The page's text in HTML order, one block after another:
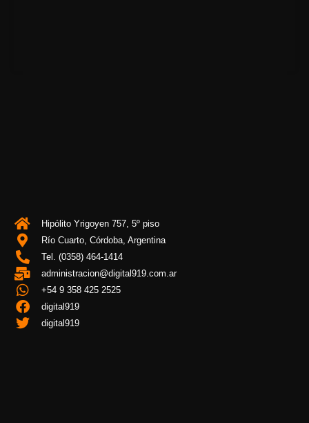
Hipólito Yrigoyen 757, 5º piso
Río Cuarto, Córdoba, Argentina
Tel. (0358) 464-1414
administracion@digital919.com.ar
+54 9 358 425 2525
digital919
digital919